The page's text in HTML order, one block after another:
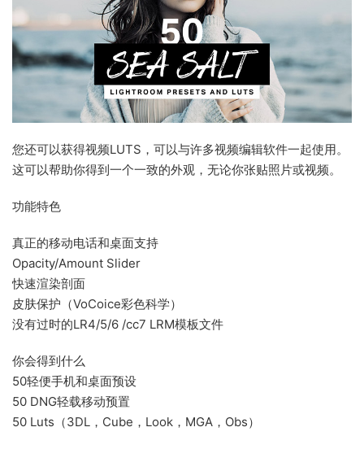
您还可以获得视频LUTS，可以与许多视频编辑软件一起使用。
这可以帮助你得到一个一致的外观，无论你张贴照片或视频。
功能特色
真正的移动电话和桌面支持
Opacity/Amount Slider
快速渲染剖面
皮肤保护（VoCoice彩色科学）
没有过时的LR4/5/6 /cc7 LRM模板文件
你会得到什么
50轻便手机和桌面预设
50 DNG轻载移动预置
50 Luts（3DL，Cube，Look，MGA，Obs）